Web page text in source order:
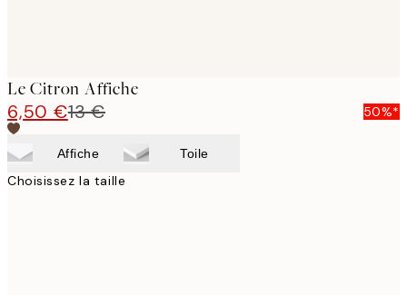
Le Citron Affiche
6,50 €13 € 50%*
Affiche Toile
Choisissez la taille